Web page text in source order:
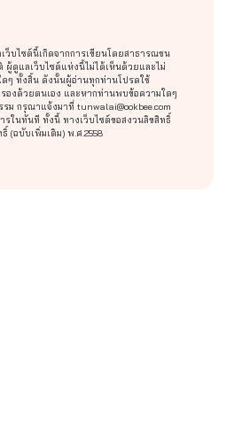
ว็บไซต์นี้เกิดจากการเขียนโดยสาธารณชน
ผู้ดูแลเว็บไซต์แห่งนี้ไม่ได้เห็นด้วยและไม่
ๆ ทั้งสิ้น ดังนั้นผู้อ่านทุกท่านโปรดใช้
งด้วยตนเอง และหากท่านพบข้อความใดๆ
ม กรุณาแจ้งมาที่ tunwalai@ookbee.com
รในทันที ทั้งนี้ ทางเว็บไซต์ขอสงวนลิขสิทธิ์
(ฉบับเพิ่มเติม) พ.ศ.2558